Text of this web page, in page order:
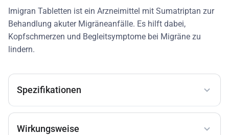
Imigran Tabletten ist ein Arzneimittel mit Sumatriptan zur
Behandlung akuter Migräneanfälle. Es hilft dabei,
Kopfschmerzen und Begleitsymptome bei Migräne zu
lindern.
Spezifikationen
Wirkungsweise